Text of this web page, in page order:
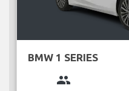
BMW 1 SERIES
group